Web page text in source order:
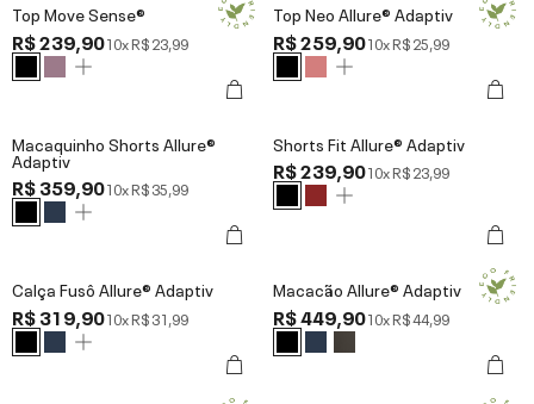
Top Move Sense®
R$ 239,9010xR$ 23,99
Top Neo Allure® Adaptiv
R$ 259,9010xR$ 25,99
Macaquinho Shorts Allure®
Adaptiv
R$ 359,9010xR$ 35,99
Shorts Fit Allure® Adaptiv
R$ 239,9010xR$ 23,99
Calça Fusô Allure® Adaptiv
R$ 319,9010xR$ 31,99
Macacão Allure® Adaptiv
R$ 449,9010xR$ 44,99